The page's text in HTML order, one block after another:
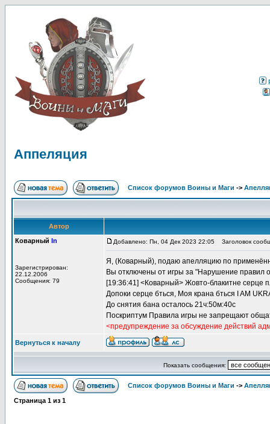
Аппеляция
Список форумов Воины и Маги ->
Автор
Коварный In
Зарегистрирован:
22.12.2006
Сообщения: 79
Добавлено: Пн, 04 Дек 2023 22:05 Заголовок
Я, (Коварный), подаю апелляцию по
Вы отключены от игры за "Нарушение правил
[19:36:41] <Коварный> Жовто-блакитне серце
Допоки серце бться, Моя крана бться I AM
До снятия бана осталось 21ч:50м:40с
Поскриптум Правила игры не запрещают
<предупреждение за обсуждение действий
Вернуться к началу
Показать сообщения:
Список форумов Воины и Маги ->
Страница 1 из 1